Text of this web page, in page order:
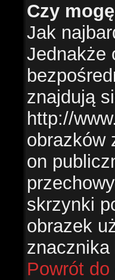
Czy
Jak
Jednakże
znajdują
http://
obrazków
on
skrzynki
obrazek
Powrót do